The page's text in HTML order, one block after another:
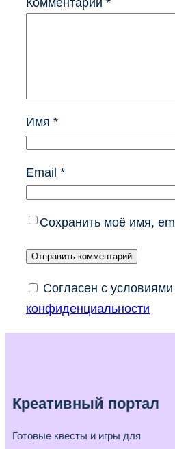
Комментарий *
Имя *
Email *
Сохранить моё имя,
Согласен с
конфиденциальности
Креативный портал
Готовые квесты и игры для